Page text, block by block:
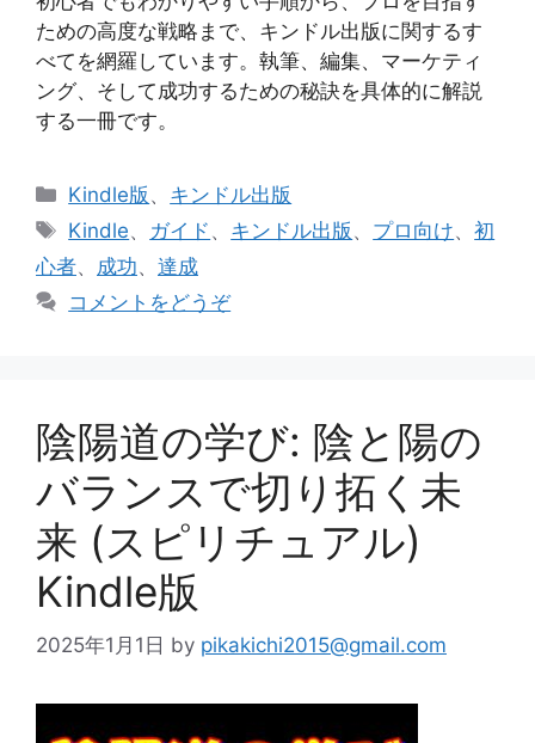
ための高度な戦略まで、キンドル出版に関するす
べてを網羅しています。執筆、編集、マーケティ
ング、そして成功するための秘訣を具体的に解説
する一冊です。
カ
テ
リ
ー
Kindle版 、 キンドル出版
タ
グ
Kindle、 ガイド 、 キンドル出版 、 プロ向け、初
心者、 成功、 達成
コメントをどうぞ
陰陽道の学び: 陰と陽の
バランスで切り拓く未
来 (スピリチュアル)
Kindle版
2025年1月1日 by pikakichi2015@gmail.com